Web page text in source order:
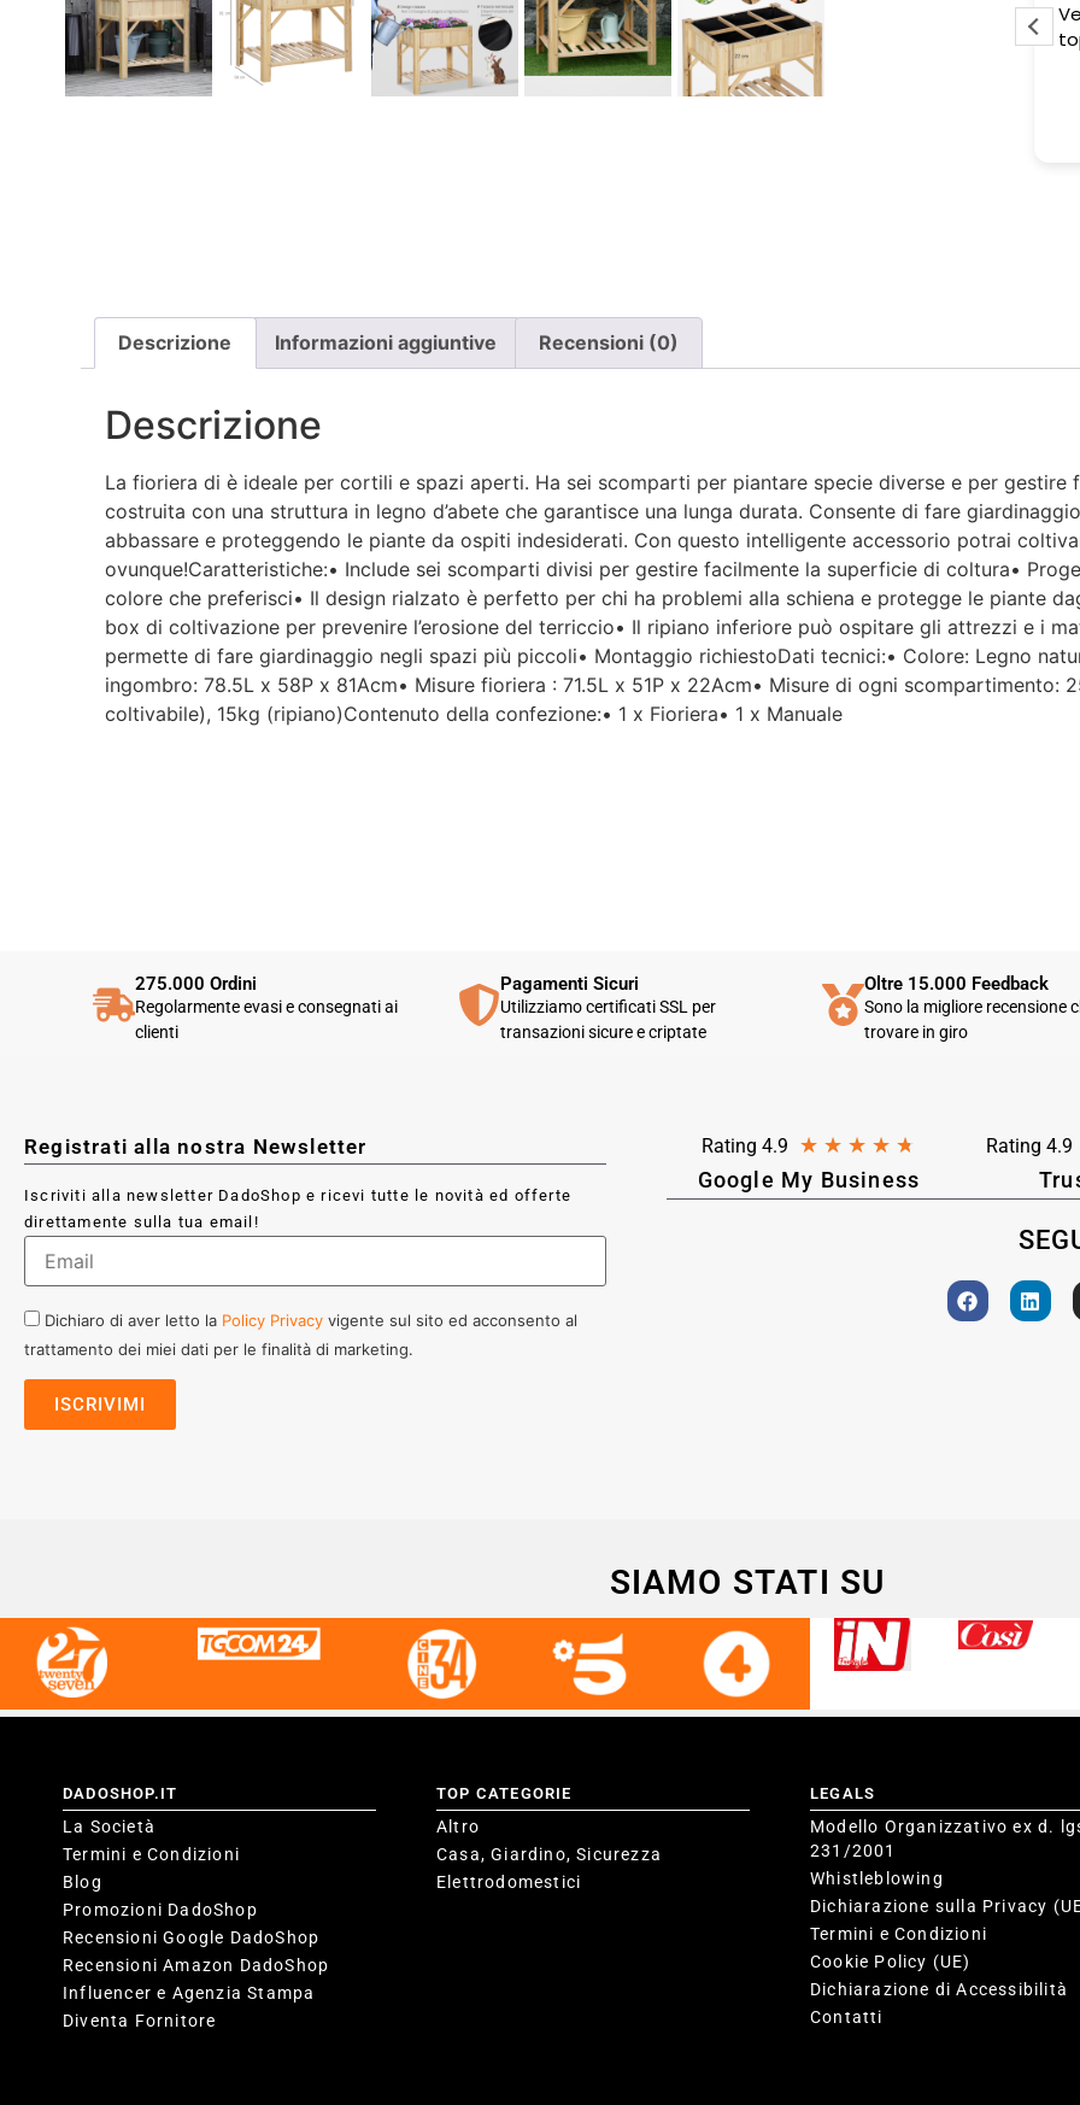
Pessima esperienza.
Ho acquistato due poltrone, ma
ne è stata consegnata soltanto
stato comunicato che erano in
corriere. Da allora nessun
Per un'azienda che vende
esclusivamente online, mi
aspettavo un servizio clienti molto
più efficiente. L'assistenza è
disponibile solo in fasce orarie
molto limitate e, nel mio caso, la
gestione del post-vendita è stata
lenta e poco rassicurante.
Un errore nella spedizione può
Descrizione Informazioni aggiuntive Recensioni (0)
Descrizione
La fioriera di è ideale per cortili e spazi aperti. Ha sei scomparti per piantare specie diverse e per
costruita con una struttura in legno d’abete che garantisce una lunga durata. Consente di fare
abbassare e proteggendo le piante da ospiti indesiderati. Con questo intelligente accessorio potrai
ovunque!Caratteristiche:• Include sei scomparti divisi per gestire facilmente la superficie di coltura•
colore che preferisci• Il design rialzato è perfetto per chi ha problemi alla schiena e protegge le piante
box di coltivazione per prevenire l’erosione del terriccio• Il ripiano inferiore può ospitare gli attrezzi e i
permette di fare giardinaggio negli spazi più piccoli• Montaggio richiestoDati tecnici:• Colore: Legno
ingombro: 78.5L x 58P x 81Acm• Misure fioriera : 71.5L x 51P x 22Acm• Misure di ogni
coltivabile), 15kg (ripiano)Contenuto della confezione:• 1 x Fioriera• 1 x Manuale
275.000 Ordini
Regolarmente evasi e consegnati ai
clienti
Pagamenti Sicuri
Utilizziamo certificati SSL per
transazioni sicure e criptate
Oltre 15.000 Feedback
Sono la migliore recensione
trovare in giro
Registrati alla nostra Newsletter
Iscriviti alla newsletter DadoShop e ricevi tutte le novità ed offerte
direttamente sulla tua email!
Dichiaro di aver letto la Policy Privacy vigente sul sito ed acconsento al
trattamento dei miei dati per le finalità di marketing.
Rating 4.9 ★ ★ ★ ★ ★
Google My Business
Rating 4.9
SIAMO STATI SU
DADOSHOP.IT
La Società
Termini e Condizioni
Blog
Promozioni DadoShop
Recensioni Google DadoShop
Recensioni Amazon DadoShop
Influencer e Agenzia Stampa
Diventa Fornitore
TOP CATEGORIE
Altro
Casa, Giardino, Sicurezza
Elettrodomestici
LEGALS
Modello Organizzativo ex d.
231/2001
Whistleblowing
Dichiarazione sulla Privacy
Termini e Condizioni
Cookie Policy (UE)
Dichiarazione di Accessibilità
Contatti